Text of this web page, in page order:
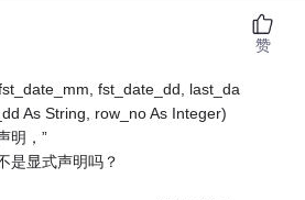
fst_date_dd, last_da
As String, row_no As Integer)
明，”
是显式声明吗？
赞